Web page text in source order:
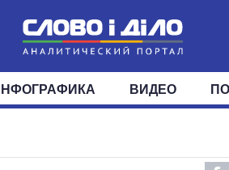
МИР
ОКРУГА
ВИДЕО